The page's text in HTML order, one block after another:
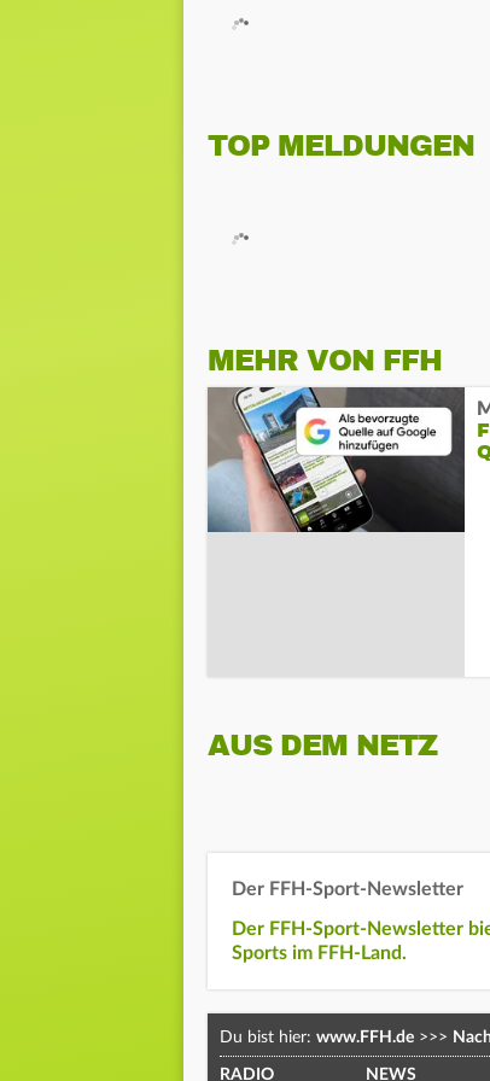
TOP MELDUNGEN
MEHR VON FFH
AUS DEM NETZ
Der FFH-Sport-Newsletter
Der FFH-Sport-Newsletter
Sports im FFH-Land.
Du bist hier: www.FFH.de >>>
RADIO NEWS